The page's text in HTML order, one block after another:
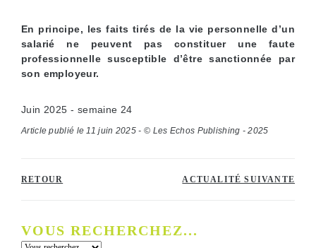
En principe, les faits tirés de la vie personnelle d’un
salarié ne peuvent pas constituer une faute
professionnelle susceptible d’être sanctionnée par
son employeur.
Juin 2025 - semaine 24
Article publié le 11 juin 2025 - © Les Echos Publishing - 2025
RETOUR ACTUALITÉ SUIVANTE
VOUS RECHERCHEZ...